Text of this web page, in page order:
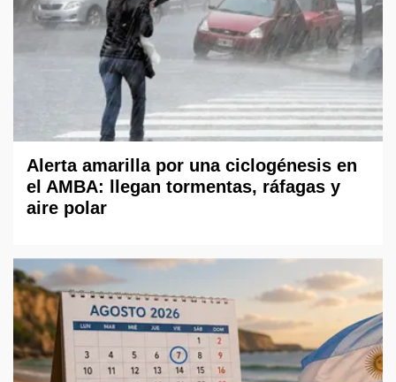
Alerta amarilla por una ciclogénesis en
el AMBA: llegan tormentas, ráfagas y
aire polar